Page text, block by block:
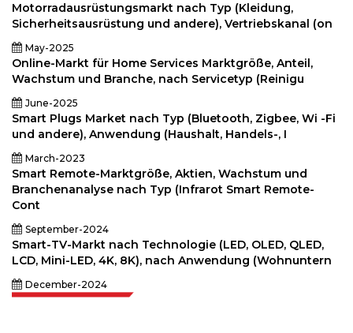
Motorradausrüstungsmarkt nach Typ (Kleidung,
Sicherheitsausrüstung und andere), Vertriebskanal (on
May-2025
Online-Markt für Home Services Marktgröße, Anteil,
Wachstum und Branche, nach Servicetyp (Reinigu
June-2025
Smart Plugs Market nach Typ (Bluetooth, Zigbee, Wi -Fi
und andere), Anwendung (Haushalt, Handels-, I
March-2023
Smart Remote-Marktgröße, Aktien, Wachstum und
Branchenanalyse nach Typ (Infrarot Smart Remote-
Cont
September-2024
Smart-TV-Markt nach Technologie (LED, OLED, QLED,
LCD, Mini-LED, 4K, 8K), nach Anwendung (Wohnuntern
December-2024